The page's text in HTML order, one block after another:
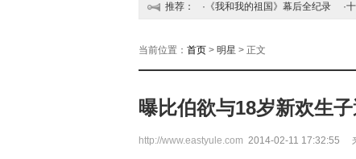
推荐： · 《我和我的祖国》幕后全纪录 ·
当前位置： 首页 > 明星 > 正文
曝比伯欲与18岁新欢生
http://www.eastyule.com 2014-02-11 17:32:55